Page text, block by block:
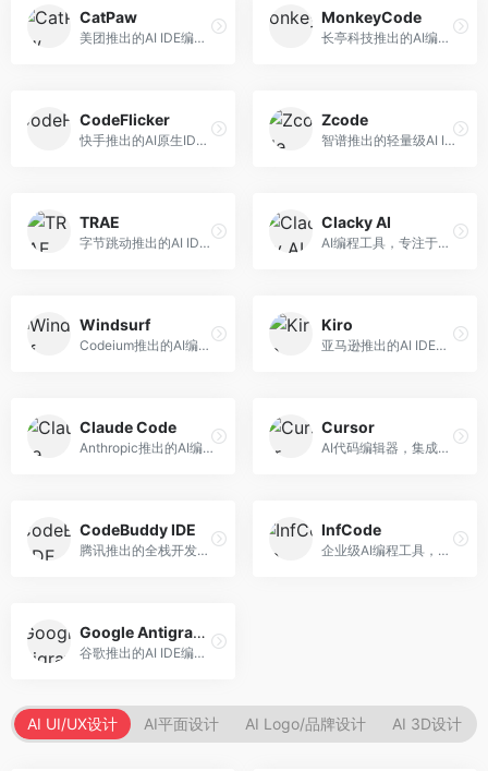
CatPaw
美团推出的AI IDE编程工具，专注于本地开发生态。面向开发者，提供智能代码补全、代码生成、项目管理等服务，本地开发体验好。
MonkeyCode
长亭科技推出的AI编程助手，专注于安全开发。面向开发者，提供代码生成、安全检测、漏洞修复等服务，安全开发能力强。
CodeFlicker
快手推出的AI原生IDE，专注于短视频相关开发。面向快手生态开发者，提供代码生成、调试辅助等服务，与快手开发生态深度整合。
Zcode
智谱推出的轻量级AI IDE，基于GLM模型。面向开发者，提供智能代码补全、代码生成、错误检测等服务，中文编程支持好。
TRAE
字节跳动推出的AI IDE编程工具，深度集成大模型能力。面向开发者，提供智能代码补全、代码解释、重构优化等服务，编程效率显著提升。
Clacky AI
AI编程工具，专注于代码智能生成与优化。面向开发者，提供代码生成、代码重构、错误修复等服务，编程效率高。
Windsurf
Codeium推出的AI编程工具，专注于代码智能辅助。面向开发者，提供代码补全、代码生成、代码解释等服务，多语言支持完善。
Kiro
亚马逊推出的AI IDE，深度整合AWS云服务。面向AWS开发者，提供代码生成、云服务集成、部署自动化等服务，与AWS生态无缝衔接。
Claude Code
Anthropic推出的AI编程工具，基于Claude模型。面向开发者，提供代码生成、代码审查、调试辅助等服务，代码质量高，推理能力强。
Cursor
AI代码编辑器，集成GPT-4模型，专注于智能编程辅助。面向开发者，提供代码生成、代码解释、错误修复等服务，编程体验流畅，开发效率高。
CodeBuddy IDE
腾讯推出的全栈开发AI IDE，整合腾讯云服务。面向开发者，提供代码生成、调试辅助、部署服务等功能，与腾讯云生态深度整合。
InfCode
企业级AI编程工具，专注于团队协作开发。面向企业开发团队，提供代码生成、代码审查、团队协作等服务，企业级功能完善。
Google Antigravity
谷歌推出的AI IDE编程智能体，整合Google Cloud服务。面向谷歌生态开发者，提供智能编程辅助、云服务集成等功能。
AI UI/UX设计 AI平面设计 AI Logo/品牌设计 AI 3D设计